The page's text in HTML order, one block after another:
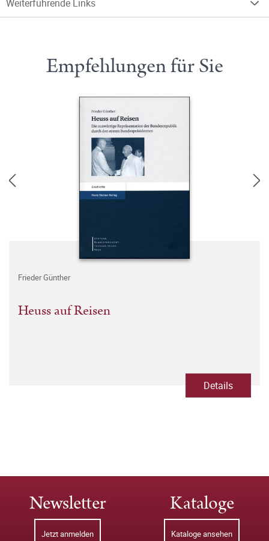
Weiterführende Links
Empfehlungen für Sie
Frieder Günther
Heuss auf Reisen
Details
Newsletter
Jetzt anmelden
Kataloge
Kataloge ansehen